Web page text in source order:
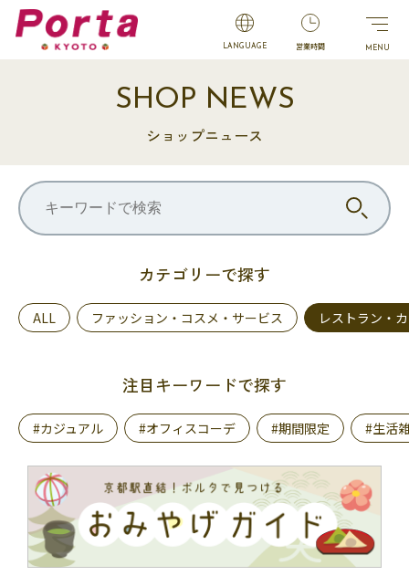
LANGUAGE 営業時間
SHOP NEWS
ショップニュース
カテゴリーで探す
ALL ファッション・コスメ・サービス レストラン・
注目キーワードで探す
#カジュアル #オフィスコーデ #期間限定 #生活